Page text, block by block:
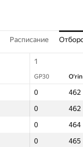
Расписание
1
GP30 O‘rin
0
462
0
462
0
464
0
465
1
GP30 O‘rin
0
462
0
462
0
464
0
465